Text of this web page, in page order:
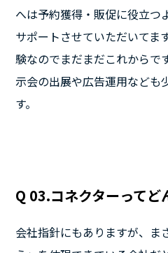
へは予約獲得・販促に役立つ
サポートさせていただいてま
験なのでまだまだこれからで
示会の出展や広告運用なども
す。
Q 03.コネクターってど
会社指針にもありますが、ま